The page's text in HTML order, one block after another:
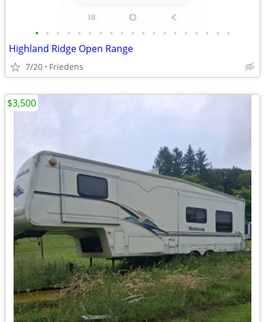
• • • • • • • • • • • • • • • • • • •
Highland Ridge Open Range
7/20 Friedens
$3,500